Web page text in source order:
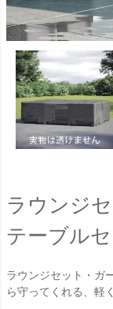
ラウンジ
テーブル
ラウンジセット・ガ
ら守ってくれる、軽